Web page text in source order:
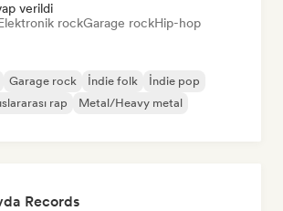
verildi
rockGarage rockHip-hop
Garage rock İndie folk
İndie pop
rap
Metal/Heavy metal
Records